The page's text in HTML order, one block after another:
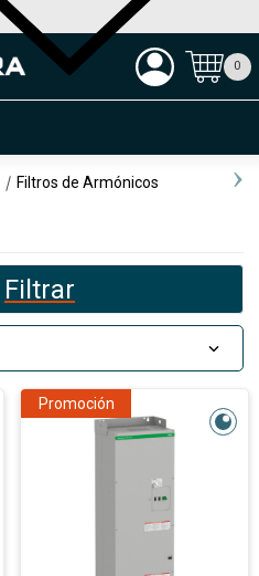
0
Filtros de Armónicos
Filtrar
Promoción